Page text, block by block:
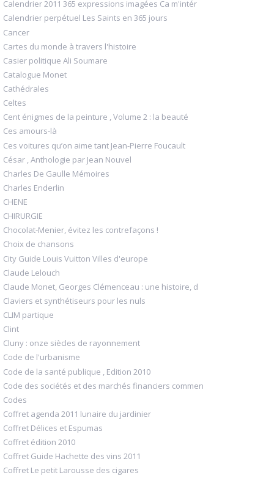
Calendrier 2011 365 expressions imagées Ca m'intér
Calendrier perpétuel Les Saints en 365 jours
Cancer
Cartes du monde à travers l'histoire
Casier politique Ali Soumare
Catalogue Monet
Cathédrales
Celtes
Cent énigmes de la peinture , Volume 2 : la beauté
Ces amours-là
Ces voitures qu’on aime tant Jean-Pierre Foucault
César , Anthologie par Jean Nouvel
Charles De Gaulle Mémoires
Charles Enderlin
CHENE
CHIRURGIE
Chocolat-Menier, évitez les contrefaçons !
Choix de chansons
City Guide Louis Vuitton Villes d'europe
Claude Lelouch
Claude Monet, Georges Clémenceau : une histoire, d
Claviers et synthétiseurs pour les nuls
CLIM partique
Clint
Cluny : onze siècles de rayonnement
Code de l'urbanisme
Code de la santé publique , Edition 2010
Code des sociétés et des marchés financiers commen
Codes
Coffret agenda 2011 lunaire du jardinier
Coffret Délices et Espumas
Coffret édition 2010
Coffret Guide Hachette des vins 2011
Coffret Le petit Larousse des cigares